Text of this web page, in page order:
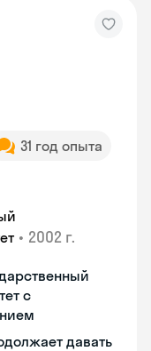
31 год опыта
• 2002 г.
с
давать